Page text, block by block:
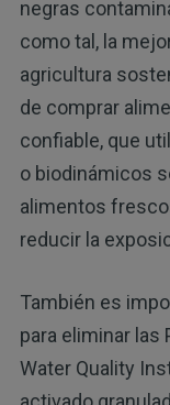
negras
como tal, la
agricultura
de comprar
confiable, que
o biodinámicos
alimentos
reducir la
También es
para eliminar las
Water Quality